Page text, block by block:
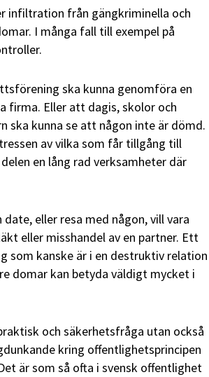
infiltration från gängkriminella och
I många fall till exempel på
ska kunna genomföra en
firma. Eller att dagis, skolor och
ska kunna se att någon inte är dömd.
av vilka som får tillgång till
en lång rad verksamheter där
eller resa med någon, vill vara
eller misshandel av en partner. Ett
som kanske är i en destruktiv relation
domar kan betyda väldigt mycket i
och säkerhetsfråga utan också
kring offentlighetsprincipen
är som så ofta i svensk offentlighet